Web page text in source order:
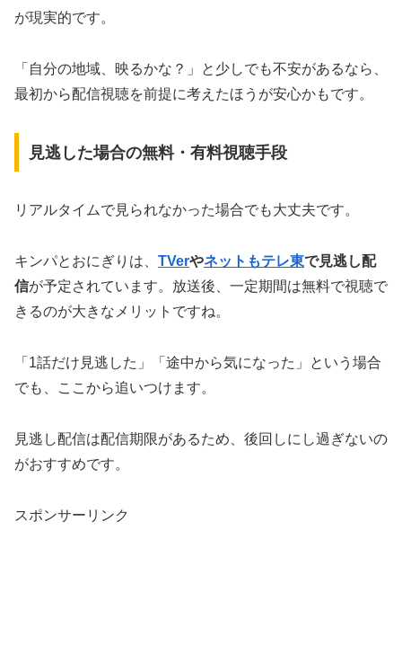
が現実的です。
「自分の地域、映るかな？」と少しでも不安があるなら、
最初から配信視聴を前提に考えたほうが安心かもです。
見逃した場合の無料・有料視聴手段
リアルタイムで見られなかった場合でも大丈夫です。
キンパとおにぎりは、 TVerやネットもテレ東で見逃し配
信が予定されています。放送後、一定期間は無料で視聴で
きるのが大きなメリットですね。
「1話だけ見逃した」「途中から気になった」という場合
でも、ここから追いつけます。
見逃し配信は配信期限があるため、後回しにし過ぎないの
がおすすめです。
スポンサーリンク